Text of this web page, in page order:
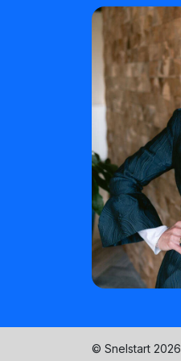
© Snelstart 2026